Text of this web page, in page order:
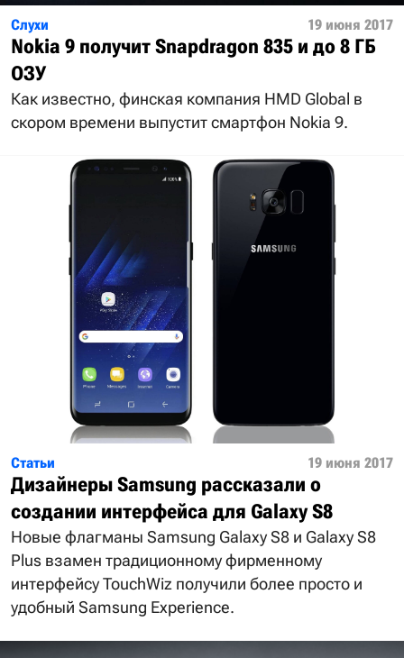
Слухи 19 июня 2017
Nokia 9 получит Snapdragon 835 и до 8 ГБ
ОЗУ
Как известно, финская компания HMD Global в
скором времени выпустит смартфон Nokia 9.
Статьи 19 июня 2017
Дизайнеры Samsung рассказали о
создании интерфейса для Galaxy S8
Новые флагманы Samsung Galaxy S8 и Galaxy S8
Plus взамен традиционному фирменному
интерфейсу TouchWiz получили более просто и
удобный Samsung Experience.